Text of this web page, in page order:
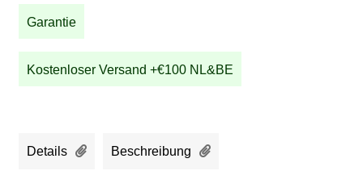
Garantie
Kostenloser Versand +€100 NL&BE
Details Beschreibung